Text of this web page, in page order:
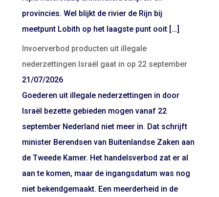
provincies. Wel blijkt de rivier de Rijn bij
meetpunt Lobith op het laagste punt ooit […]
Invoerverbod producten uit illegale
nederzettingen Israël gaat in op 22 september
21/07/2026
Goederen uit illegale nederzettingen in door
Israël bezette gebieden mogen vanaf 22
september Nederland niet meer in. Dat schrijft
minister Berendsen van Buitenlandse Zaken aan
de Tweede Kamer. Het handelsverbod zat er al
aan te komen, maar de ingangsdatum was nog
niet bekendgemaakt. Een meerderheid in de